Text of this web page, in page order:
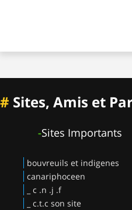
# Sites, Amis et
-Sites Importants
bouvreuils et indigenes
canariphoceen
_ c .n .j .f
_ c.t.c son site